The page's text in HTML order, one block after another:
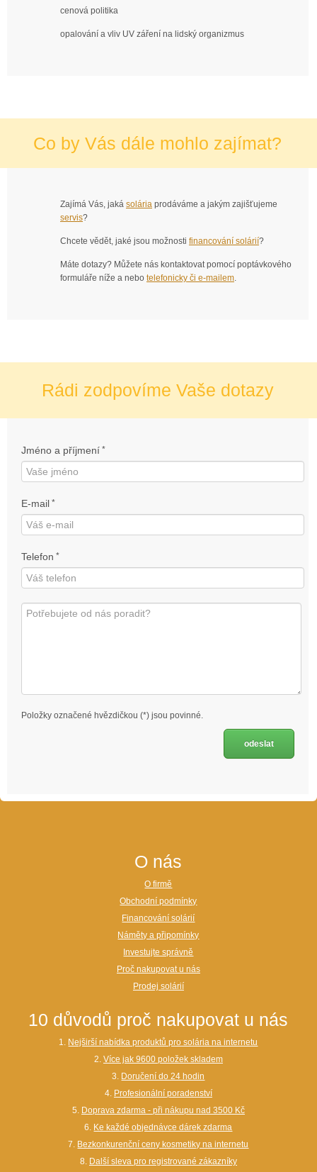
cenová politika
opalování a vliv UV záření na lidský organizmus
Co by Vás dále mohlo zajímat?
Zajímá Vás, jaká solária prodáváme a jakým zajišťujeme
servis?
Chcete vědět, jaké jsou možnosti financování solárií?
Máte dotazy? Můžete nás kontaktovat pomocí poptávkového
formuláře níže a nebo telefonicky či e-mailem.
Rádi zodpovíme Vaše dotazy
Jméno a příjmení *
E-mail *
Telefon *
Položky označené hvězdičkou (*) jsou povinné.
O nás
O firmě
Obchodní podmínky
Financování solárií
Náměty a připomínky
Investujte správně
Proč nakupovat u nás
Prodej solárií
10 důvodů proč nakupovat u nás
1. Nejširší nabídka produktů pro solária na internetu
2. Více jak 9600 položek skladem
3. Doručení do 24 hodin
4. Profesionální poradenství
5. Doprava zdarma - při nákupu nad 3500 Kč
6. Ke každé objednávce dárek zdarma
7. Bezkonkurenční ceny kosmetiky na internetu
8. Další sleva pro registrované zákazníky